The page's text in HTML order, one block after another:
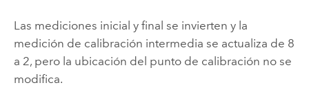
Las mediciones inicial y final se invierten y la
medición de calibración intermedia se actualiza de 8
a 2, pero la ubicación del punto de calibración no se
modifica.